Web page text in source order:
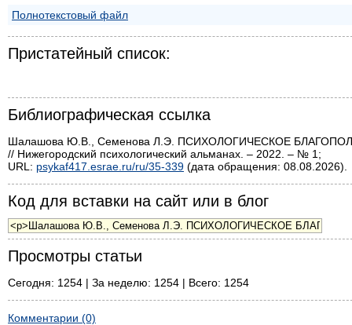
Полнотекстовый файл
Пристатейный список:
Библиографическая ссылка
Шалашова Ю.В., Семенова Л.Э. ПСИХОЛОГИЧЕСКОЕ
// Нижегородский психологический альманах. – 2022. – № 1;
URL: psykaf417.esrae.ru/ru/35-339 (дата обращения: 08.08.2026).
Код для вставки на сайт или в блог
Просмотры статьи
Сегодня: 1254 | За неделю: 1254 | Всего: 1254
Комментарии (0)